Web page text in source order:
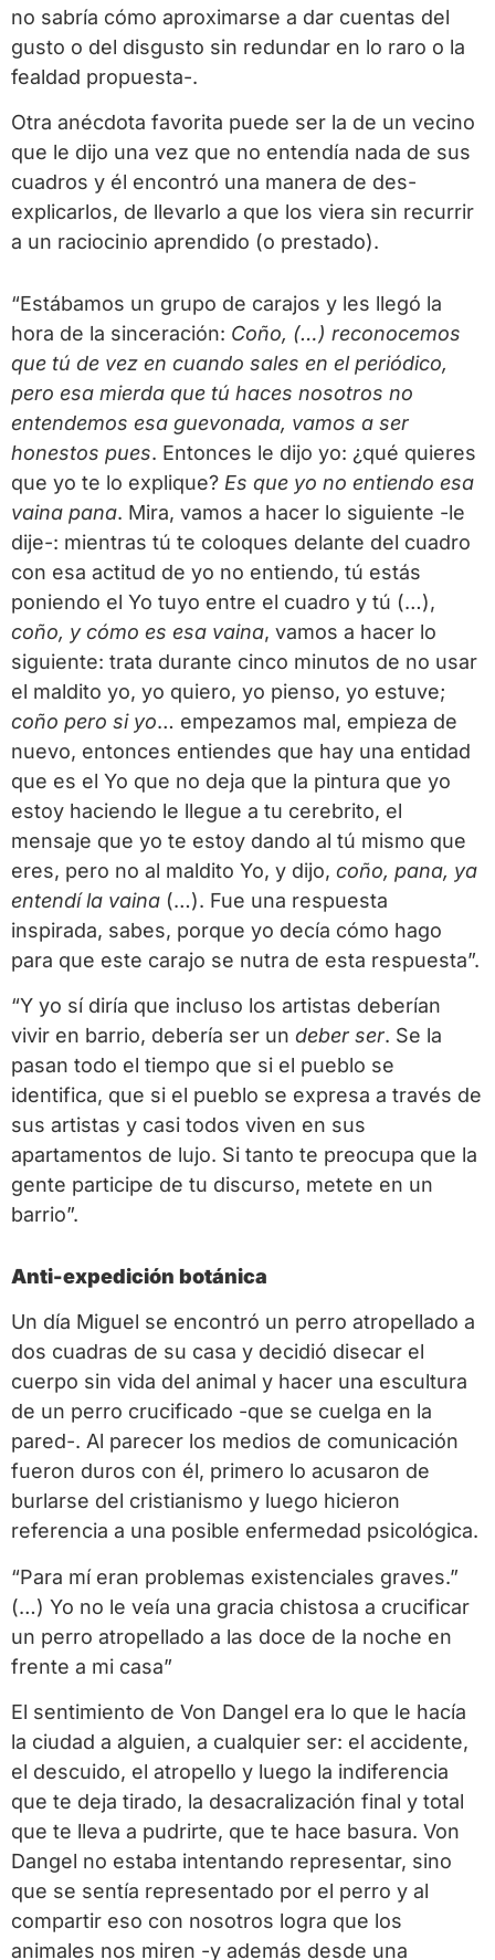
no sabría cómo aproximarse a dar cuentas del
gusto o del disgusto sin redundar en lo raro o la
fealdad propuesta-.
Otra anécdota favorita puede ser la de un vecino
que le dijo una vez que no entendía nada de sus
cuadros y él encontró una manera de des-
explicarlos, de llevarlo a que los viera sin recurrir
a un raciocinio aprendido (o prestado).
“Estábamos un grupo de carajos y les llegó la
hora de la sinceración: Coño, (…) reconocemos
que tú de vez en cuando sales en el periódico,
pero esa mierda que tú haces nosotros no
entendemos esa guevonada, vamos a ser
honestos pues. Entonces le dijo yo: ¿qué quieres
que yo te lo explique? Es que yo no entiendo esa
vaina pana. Mira, vamos a hacer lo siguiente -le
dije-: mientras tú te coloques delante del cuadro
con esa actitud de yo no entiendo, tú estás
poniendo el Yo tuyo entre el cuadro y tú (…),
coño, y cómo es esa vaina, vamos a hacer lo
siguiente: trata durante cinco minutos de no usar
el maldito yo, yo quiero, yo pienso, yo estuve;
coño pero si yo… empezamos mal, empieza de
nuevo, entonces entiendes que hay una entidad
que es el Yo que no deja que la pintura que yo
estoy haciendo le llegue a tu cerebrito, el
mensaje que yo te estoy dando al tú mismo que
eres, pero no al maldito Yo, y dijo, coño, pana, ya
entendí la vaina (…). Fue una respuesta
inspirada, sabes, porque yo decía cómo hago
para que este carajo se nutra de esta respuesta”.
“Y yo sí diría que incluso los artistas deberían
vivir en barrio, debería ser un deber ser. Se la
pasan todo el tiempo que si el pueblo se
identifica, que si el pueblo se expresa a través de
sus artistas y casi todos viven en sus
apartamentos de lujo. Si tanto te preocupa que la
gente participe de tu discurso, metete en un
barrio”.
Anti-expedición botánica
Un día Miguel se encontró un perro atropellado a
dos cuadras de su casa y decidió disecar el
cuerpo sin vida del animal y hacer una escultura
de un perro crucificado -que se cuelga en la
pared-. Al parecer los medios de comunicación
fueron duros con él, primero lo acusaron de
burlarse del cristianismo y luego hicieron
referencia a una posible enfermedad psicológica.
“Para mí eran problemas existenciales graves.”
(…) Yo no le veía una gracia chistosa a crucificar
un perro atropellado a las doce de la noche en
frente a mi casa”
El sentimiento de Von Dangel era lo que le hacía
la ciudad a alguien, a cualquier ser: el accidente,
el descuido, el atropello y luego la indiferencia
que te deja tirado, la desacralización final y total
que te lleva a pudrirte, que te hace basura. Von
Dangel no estaba intentando representar, sino
que se sentía representado por el perro y al
compartir eso con nosotros logra que los
animales nos miren -y además desde una